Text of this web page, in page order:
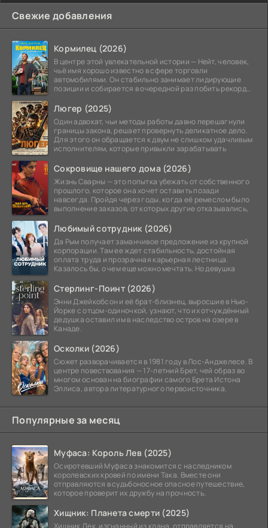
Свежие добавления
Кормилец (2026)
В центре этой увлекательной истории — Нейт, человек,
чьё имя хорошо известно в сфере торговли
автомобилями. Он стабильно занимает лидирующие
позиции и собирается в очередной раз побить рекорд
Люгер (2025)
Один адвокат, чьи методы работы давно перешагнули
границы закона, решает провернуть деликатное дело.
Для этого он обращается к двум не слишком удачливым
исполнителям, которые привыкли зарабатывать
Сокровище нашего дома (2026)
Жизнь Сварны — это попытка убежать от собственного
прошлого, которое она хочет оставить позади
навсегда. Пройдя через годы, когда её ремеслом было
выполнение заказов, от которых другие отказывались,
Любимый сотрудник (2026)
Да Рым получает заманчивое предложение из крупной
корпорации. Там ее ждет стабильность, достойная
оплата труда и прозрачная карьерная лестница.
Казалось бы, о чем еще можно мечтать. Но девушка
Стерлинг-Поинт (2026)
Энни Джейкобсон и её брат-близнец, выросшие в Нью-
Йорке с отцом-одиночкой, узнают, что их отчуждённый
дедушка оставил им в наследство остров на озере в
Канаде.
Осколки (2026)
Сюжет разворачивается в 1981 году в Лос-Анджелесе. В
центре повествования — 17-летний Брет, чей образ во
многом основан на биографии самого Брета Истона
Эллиса, автора литературного первоисточника.
Популярные за месяц
Муфаса: Король Лев (2025)
Осиротевший Муфаса знакомится с наследником
королевских кровей по имени Така. Вместе они
отправляются в судьбоносное опасное путешествие,
которое проверит их дружбу на прочность.
Хищник: Планета смерти (2025)